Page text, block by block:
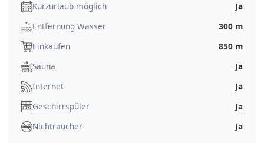
Kurzurlaub möglich
Ja
Entfernung Wasser
300 m
Einkaufen
850 m
Sauna
Ja
Internet
Ja
Geschirrspüler
Ja
Nichtraucher
Ja